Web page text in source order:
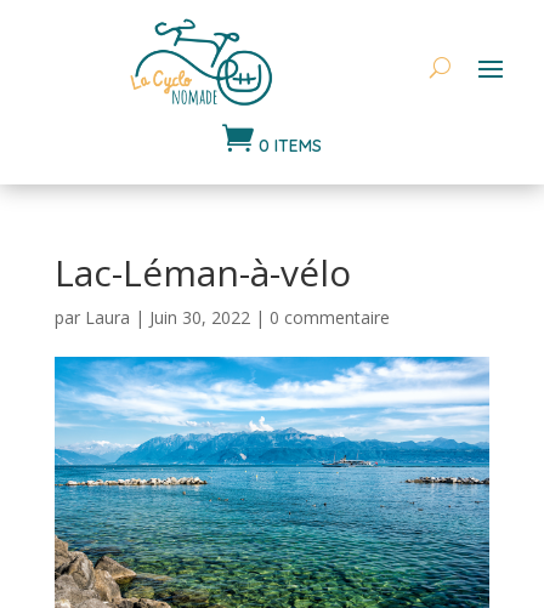
 0 ITEMS
Lac-Léman-à-vélo
par Laura | Juin 30, 2022| 0 commentaire